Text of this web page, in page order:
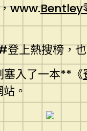
www.Bentley
上熱搜榜，
塞入了一本**《
。